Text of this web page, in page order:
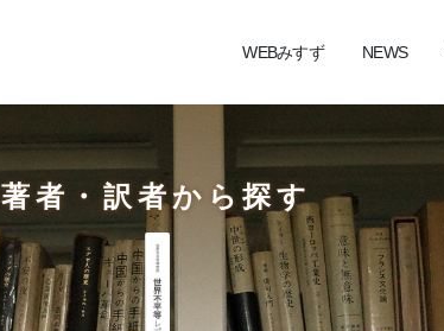
WEBみすず NEWS
著者・訳者から探す